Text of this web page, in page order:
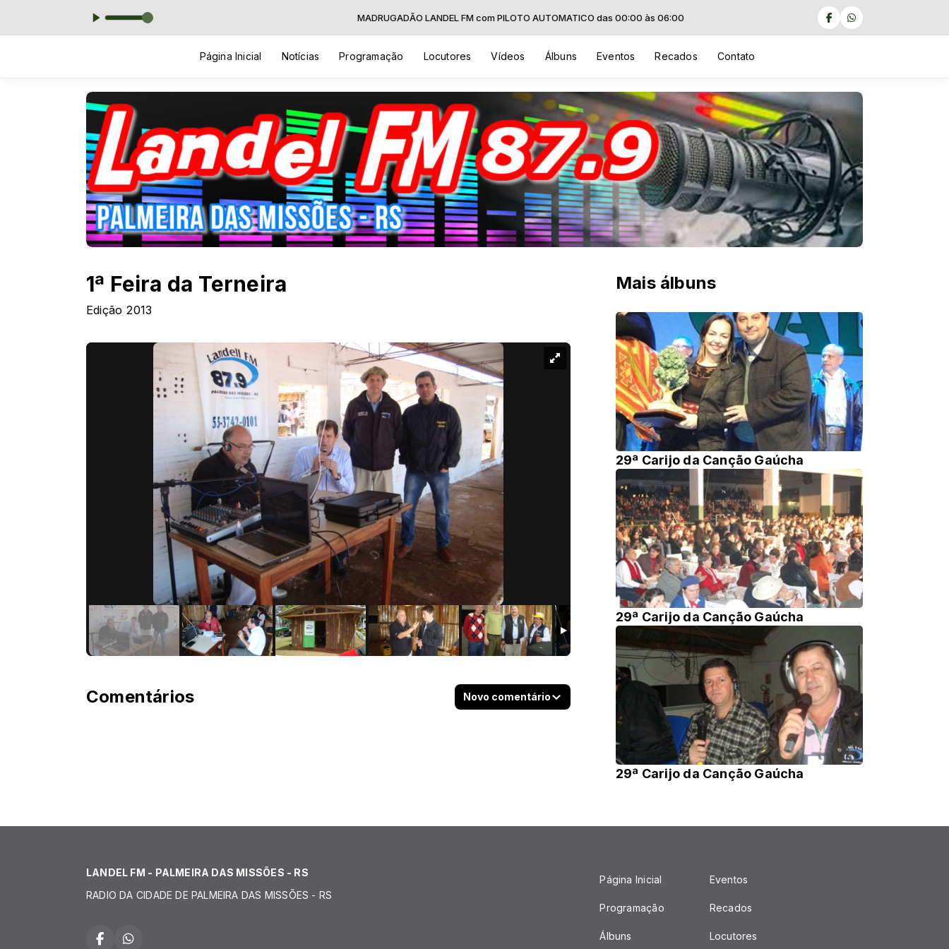
MADRUGADÃO LANDEL FM com PILOTO AUTOMATICO das 00:00 às 06:00
Página Inicial Notícias Programação Locutores Vídeos Álbuns Eventos Recados Contato
1ª Feira da Terneira
Edição 2013
Mais álbuns
29ª Carijo da Canção Gaúcha
29ª Carijo da Canção Gaúcha
29ª Carijo da Canção Gaúcha
Comentários Novo comentário
LANDEL FM - PALMEIRA DAS MISSÕES - RS
RADIO DA CIDADE DE PALMEIRA DAS MISSÕES - RS
Página Inicial
Programação
Álbuns
Eventos
Recados
Locutores